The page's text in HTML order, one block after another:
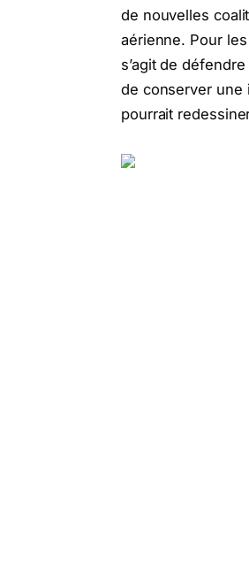
de nouvelles
aérienne. Pour
s’agit de
de conserver une
pourrait